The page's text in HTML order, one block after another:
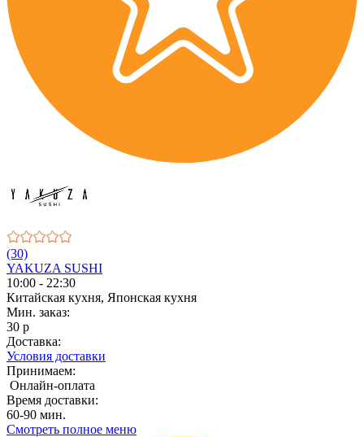
(30)
YAKUZA SUSHI
10:00 - 22:30
Китайская кухня, Японская кухня
Мин. заказ:
30 р
Доставка:
Условия доставки
Принимаем:
Онлайн-оплата
Время доставки:
60-90 мин.
Смотреть полное меню